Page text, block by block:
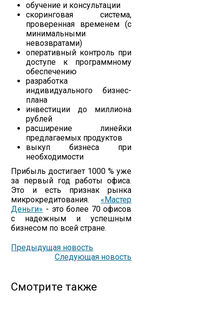
обучение и консультации
скоринговая система,
проверенная временем (с
минимальными
невозвратами)
оперативный контроль при
доступе к программному
обеспечению
разработка
индивидуального бизнес-
плана
инвестиции до миллиона
рублей
расширение линейки
предлагаемых продуктов
выкуп бизнеса при
необходимости
Прибыль достигает 1000 % уже
за первый год работы офиса.
Это и есть признак рынка
микрокредитования. «Мастер
Деньги» - это более 70 офисов
с надежным и успешным
бизнесом по всей стране.
Предыдущая новость
Следующая новость
Смотрите также